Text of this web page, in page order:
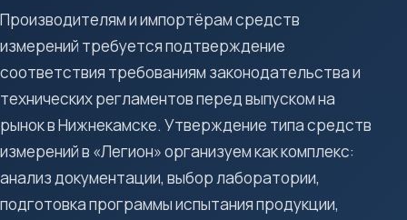
Производителям и импортёрам средств
измерений требуется подтверждение
соответствия требованиям законодательства и
технических регламентов перед выпуском на
рынок в Нижнекамске. Утверждение типа средств
измерений в «Легион» организуем как комплекс:
анализ документации, выбор лаборатории,
подготовка программы испытания продукции,